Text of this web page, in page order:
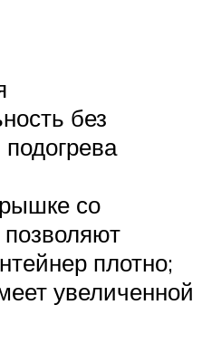
без
со
плотно;
увеличенной